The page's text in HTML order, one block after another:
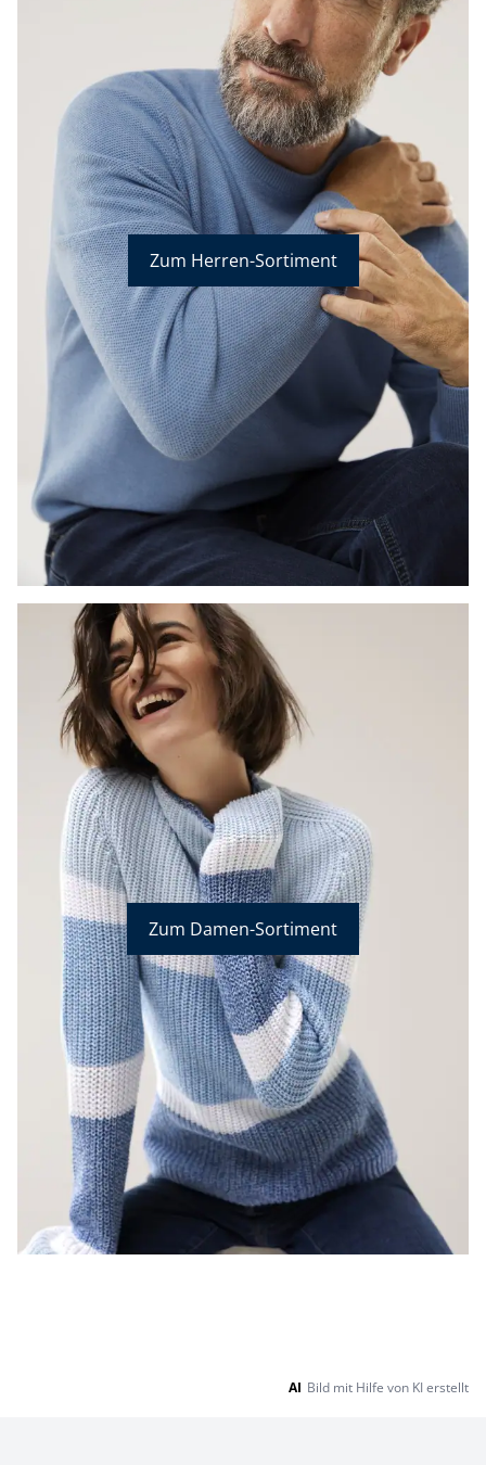
Zum Herren-Sortiment
Zum Damen-Sortiment
AI Bild mit Hilfe von KI erstellt